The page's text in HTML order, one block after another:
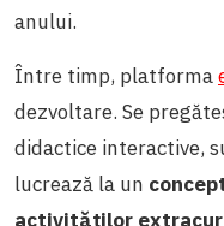
anului.
Între timp, platforma
dezvoltare. Se
didactice interactive,
lucrează la un
activităților